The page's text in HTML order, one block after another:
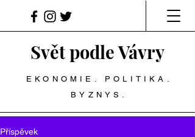
Svět podle Vávry
EKONOMIE. POLITIKA.
BYZNYS.
Příspěvek